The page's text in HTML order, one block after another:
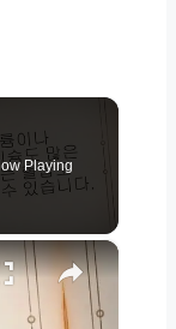
Playing
×